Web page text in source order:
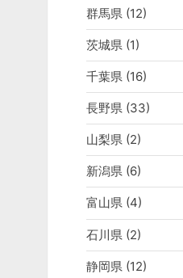
群馬県 (12)
茨城県 (1)
千葉県(16)
長野県(33)
山梨県(2)
新潟県(6)
富山県(4)
石川県 (2)
静岡県 (12)